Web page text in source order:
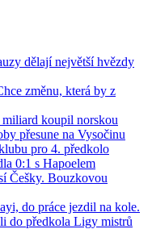
dělají největší hvězdy
změnu, která by z
miliard koupil norskou
přesune na Vysočinu
pro 4. předkolo
0:1 s Hapoelem
Češky. Bouzkovou
do práce jezdil na kole.
do předkola Ligy mistrů